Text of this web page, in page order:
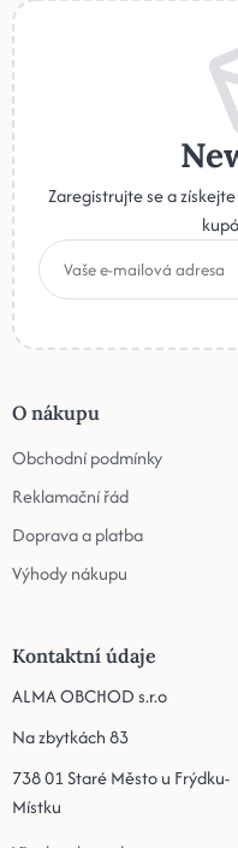
Zaregistrujte se a
O nákupu
Obchodní podmínky
Reklamační řád
Doprava a platba
Výhody nákupu
Kontaktní údaje
ALMA OBCHOD s.r.o
Na zbytkách 83
738 01 Staré Město u Frýdku-
Místku